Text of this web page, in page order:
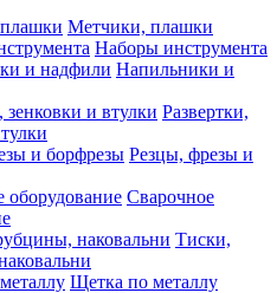
Метчики, плашки
Наборы инструмента
Напильники и
Развертки,
Резцы, фрезы и
Сварочное
Тиски,
Щетка по металлу